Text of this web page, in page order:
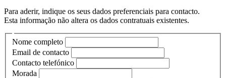
Para aderir, indique os seus dados preferenciais para contacto.
Esta informação não altera os dados contratuais existentes.
Nome completo
Email de contacto
Contacto telefónico
Morada